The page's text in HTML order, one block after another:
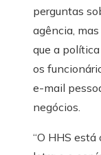
perguntas
agência,
que a
os
e-mail
negócios.
“O HHS